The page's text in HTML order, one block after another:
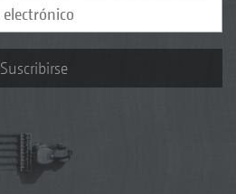
Suscribirse